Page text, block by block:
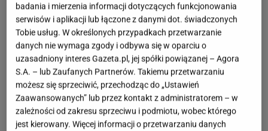
badania i mierzenia informacji dotyczących funkcjonowania
serwisów i aplikacji lub łączone z danymi dot. świadczonych
Tobie usług. W określonych przypadkach przetwarzanie
danych nie wymaga zgody i odbywa się w oparciu o
uzasadniony interes Gazeta.pl, jej spółki powiązanej – Agora
S.A. – lub Zaufanych Partnerów. Takiemu przetwarzaniu
możesz się sprzeciwić, przechodząc do „Ustawień
Zaawansowanych” lub przez kontakt z administratorem – w
zależności od zakresu sprzeciwu i podmiotu, wobec którego
jest kierowany. Więcej informacji o przetwarzaniu danych